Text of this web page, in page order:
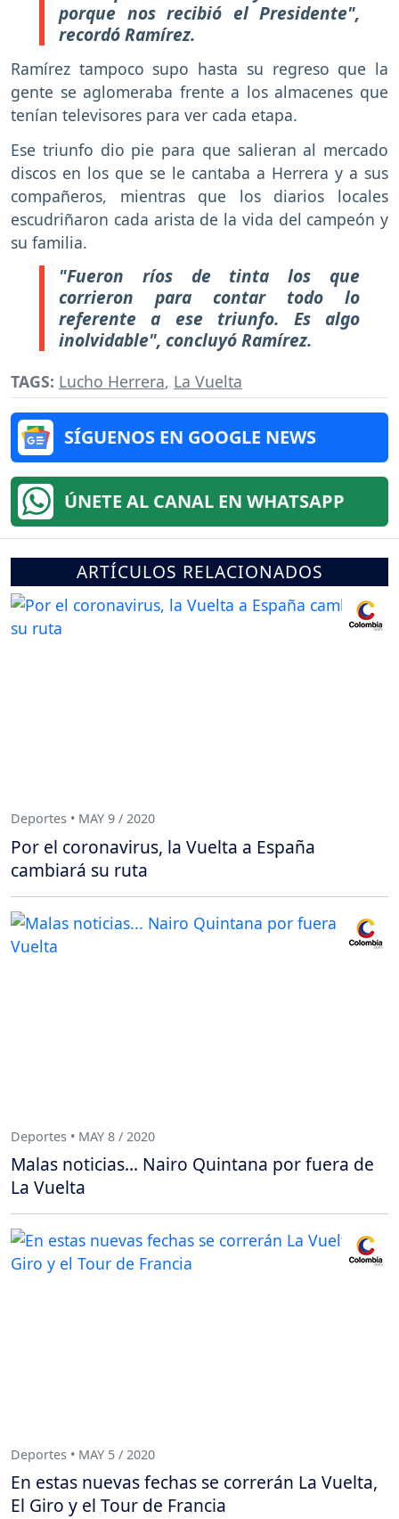
porque nos recibió el Presidente",
recordó Ramírez.
Ramírez tampoco supo hasta su regreso que la
gente se aglomeraba frente a los almacenes que
tenían televisores para ver cada etapa.
Ese triunfo dio pie para que salieran al mercado
discos en los que se le cantaba a Herrera y a sus
compañeros, mientras que los diarios locales
escudriñaron cada arista de la vida del campeón y
su familia.
"Fueron ríos de tinta los que
corrieron para contar todo lo
referente a ese triunfo. Es algo
inolvidable", concluyó Ramírez.
TAGS: Lucho Herrera, La Vuelta
SÍGUENOS EN GOOGLE NEWS
ÚNETE AL CANAL EN WHATSAPP
ARTÍCULOS RELACIONADOS
Deportes • MAY 9 / 2020
Por el coronavirus, la Vuelta a España
cambiará su ruta
Deportes • MAY 8 / 2020
Malas noticias... Nairo Quintana por fuera de
La Vuelta
Deportes • MAY 5 / 2020
En estas nuevas fechas se correrán La Vuelta,
El Giro y el Tour de Francia